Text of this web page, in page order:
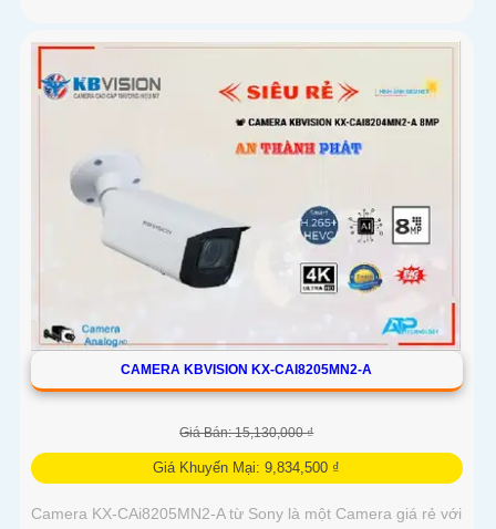
CAMERA KBVISION KX-CAI8205MN2-A
Giá Bán: 15,130,000 ₫
Giá Khuyến Mại: 9,834,500 ₫
Camera KX-CAi8205MN2-A từ Sony là một Camera giá rẻ với